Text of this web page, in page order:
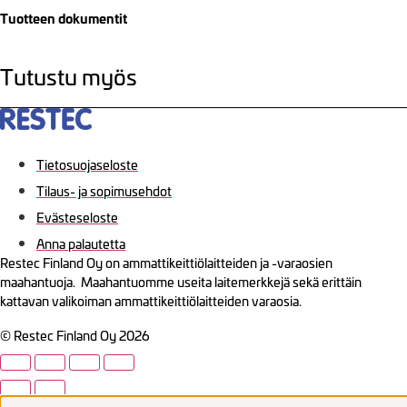
Tuotteen dokumentit
Tutustu myös
Tietosuojaseloste
Tilaus- ja sopimusehdot
Evästeseloste
Anna palautetta
Restec Finland Oy on ammattikeittiölaitteiden ja -varaosien
maahantuoja. Maahantuomme useita laitemerkkejä sekä erittäin
kattavan valikoiman ammattikeittiölaitteiden varaosia.
© Restec Finland Oy 2026